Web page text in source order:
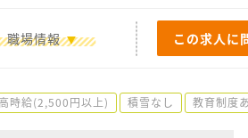
職場情報 この求人に
高時給(2,500円以上) 積雪なし 教育制度